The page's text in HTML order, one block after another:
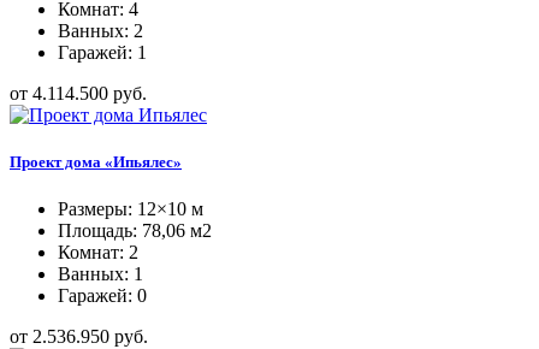
Комнат: 4
Ванных: 2
Гаражей: 1
от 4.114.500 руб.
Проект дома «Ипьялес»
Размеры: 12×10 м
Площадь: 78,06 м2
Комнат: 2
Ванных: 1
Гаражей: 0
от 2.536.950 руб.